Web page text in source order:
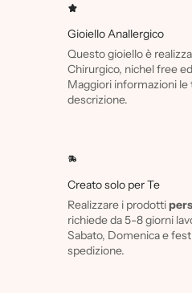
Gioiello Anallergico
Questo gioiello è
Chirurgico, nichel free
Maggiori informazioni le
descrizione.
Creato solo per Te
Realizzare i prodotti
richiede da 5-8 giorni
Sabato, Domenica e
spedizione.